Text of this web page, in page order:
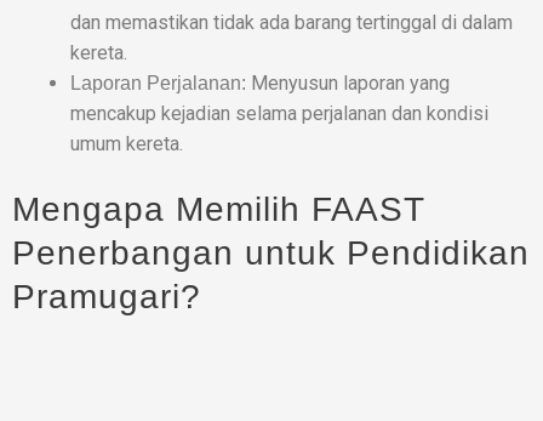
dan memastikan tidak ada barang tertinggal di dalam
kereta.
Laporan Perjalanan: Menyusun laporan yang
mencakup kejadian selama perjalanan dan kondisi
umum kereta.
Mengapa Memilih FAAST
Penerbangan untuk Pendidikan
Pramugari?